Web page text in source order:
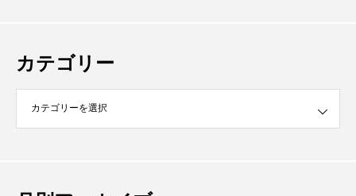
カテゴリー